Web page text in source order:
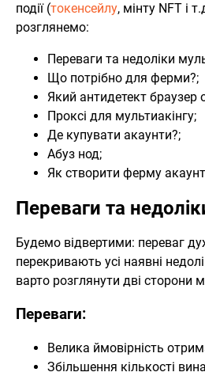
події (токенсейлу, мінту NFT і
розглянемо:
Переваги та недоліки
Що потрібно для ферми?;
Який антидетект браузер
Проксі для мультиакінгу;
Де купувати акаунти?;
Абуз нод;
Як створити ферму
Переваги та
Будемо відвертими: переваг
перекривають усі наявні
варто розглянути дві сторони
Переваги:
Велика ймовірність
Збільшення кількості